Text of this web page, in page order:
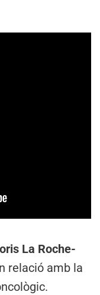
La Roche-
relació amb la